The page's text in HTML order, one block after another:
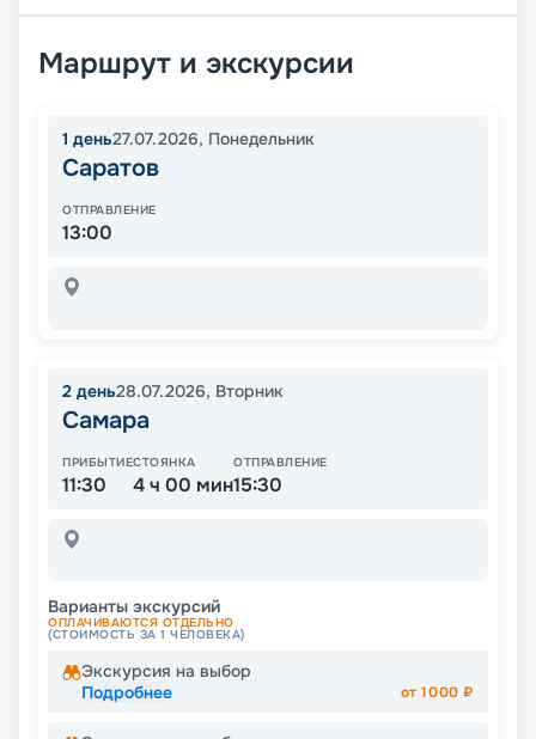
Маршрут и экскурсии
1 день27.07.2026, Понедельник
Саратов
ОТПРАВЛЕНИЕ
13:00
2 день28.07.2026, Вторник
Самара
ПРИБЫТИЕ
11:30
СТОЯНКА
4 ч 00 мин
ОТПРАВЛЕНИЕ
15:30
Варианты экскурсий
ОПЛАЧИВАЮТСЯ ОТДЕЛЬНО
(СТОИМОСТЬ ЗА 1 ЧЕЛОВЕКА)
Экскурсия на выбор
Подробнее
от1000 ₽